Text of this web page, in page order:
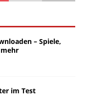
– Spiele,
im Test